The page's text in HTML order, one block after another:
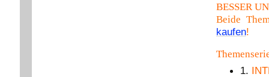
BESSER
Beide
kaufen!
1.